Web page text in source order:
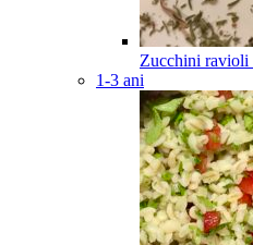
Zucchini ravioli
1-3 ani